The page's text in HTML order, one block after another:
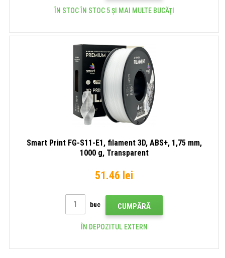
ÎN STOC ÎN STOC 5 ȘI MAI MULTE BUCĂŢI
Smart Print FG-S11-E1, filament 3D, ABS+, 1,75 mm,
1000 g, Transparent
51.46 lei
buc CUMPĂRĂ
ÎN DEPOZITUL EXTERN